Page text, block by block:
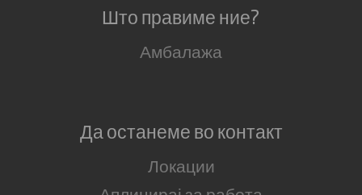
Што правиме ние?
Амбалажа
Да останеме во контакт
Локации